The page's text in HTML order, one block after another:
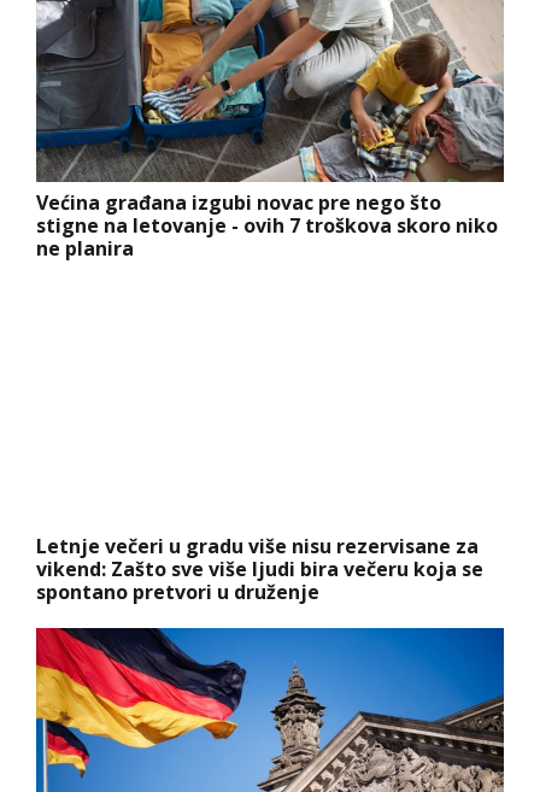
Većina građana izgubi novac pre nego što
stigne na letovanje - ovih 7 troškova skoro niko
ne planira
Letnje večeri u gradu više nisu rezervisane za
vikend: Zašto sve više ljudi bira večeru koja se
spontano pretvori u druženje